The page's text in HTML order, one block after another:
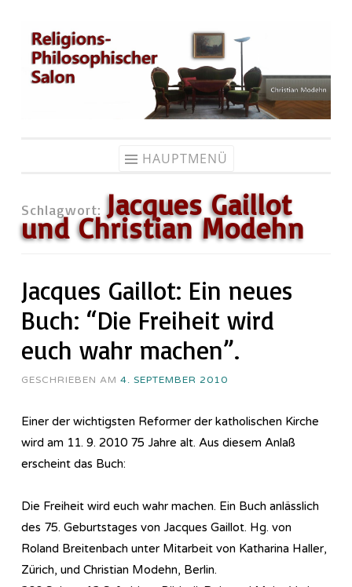
Zum
Inhalt
springen
HAUPTMENÜ
Schlagwort: Jacques Gaillot
und Christian Modehn
Jacques Gaillot: Ein neues
Buch: “Die Freiheit wird
euch wahr machen”.
GESCHRIEBEN AM 4. SEPTEMBER 2010
Einer der wichtigsten Reformer der katholischen Kirche
wird am 11. 9. 2010 75 Jahre alt. Aus diesem Anlaß
erscheint das Buch:
Die Freiheit wird euch wahr machen. Ein Buch anlässlich
des 75. Geburtstages von Jacques Gaillot. Hg. von
Roland Breitenbach unter Mitarbeit von Katharina Haller,
Zürich, und Christian Modehn, Berlin.